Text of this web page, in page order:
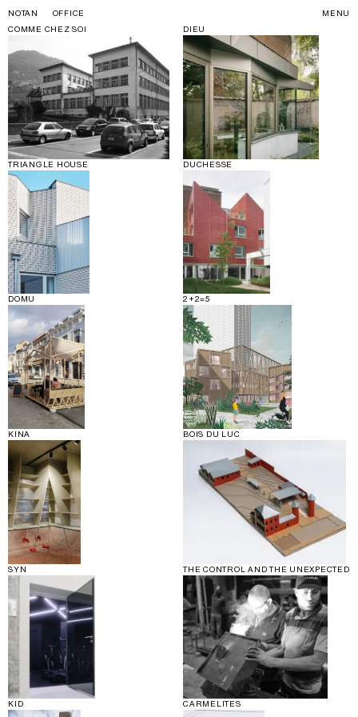
NOTAN OFFICE
MENU
COMME CHEZ SOI
TRIANGLE HOUSE
DOMU
KINA
SYN
KID
DIEU
DUCHESSE
2+2=5
BOIS DU LUC
THE CONTROL AND THE UNEXPECTED
CARMELITES